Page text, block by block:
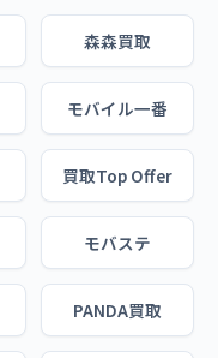
森森買取
モバイル一番
買取Top Offer
モバステ
PANDA買取